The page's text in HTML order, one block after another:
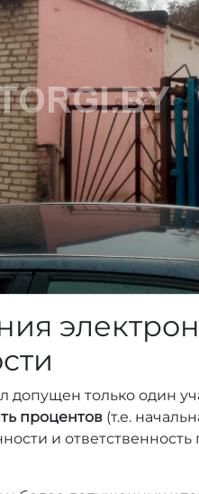
допущен только один
процентов (т.е.
и